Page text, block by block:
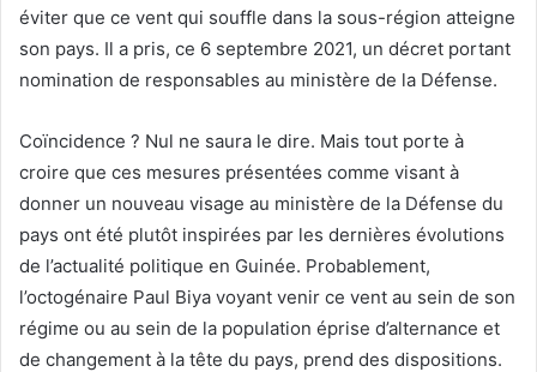
éviter que ce vent qui souffle dans la sous-région atteigne
son pays. Il a pris, ce 6 septembre 2021, un décret portant
nomination de responsables au ministère de la Défense.
Coïncidence ? Nul ne saura le dire. Mais tout porte à
croire que ces mesures présentées comme visant à
donner un nouveau visage au ministère de la Défense du
pays ont été plutôt inspirées par les dernières évolutions
de l’actualité politique en Guinée. Probablement,
l’octogénaire Paul Biya voyant venir ce vent au sein de son
régime ou au sein de la population éprise d’alternance et
de changement à la tête du pays, prend des dispositions.